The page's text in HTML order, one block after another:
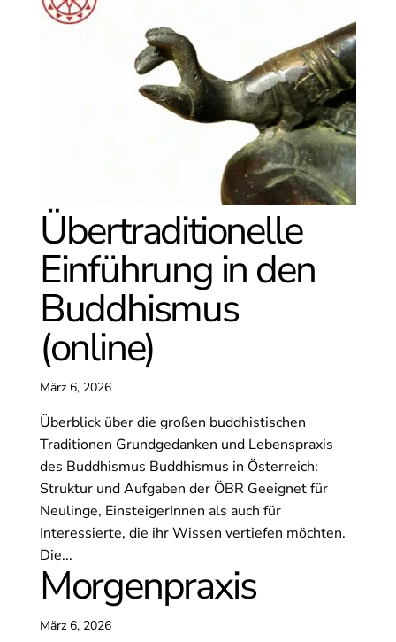
Übertraditionelle
Einführung in den
Buddhismus
(online)
März 6, 2026
Überblick über die großen buddhistischen
Traditionen Grundgedanken und Lebenspraxis
des Buddhismus Buddhismus in Österreich:
Struktur und Aufgaben der ÖBR Geeignet für
Neulinge, EinsteigerInnen als auch für
Interessierte, die ihr Wissen vertiefen möchten.
Die...
Morgenpraxis
März 6, 2026